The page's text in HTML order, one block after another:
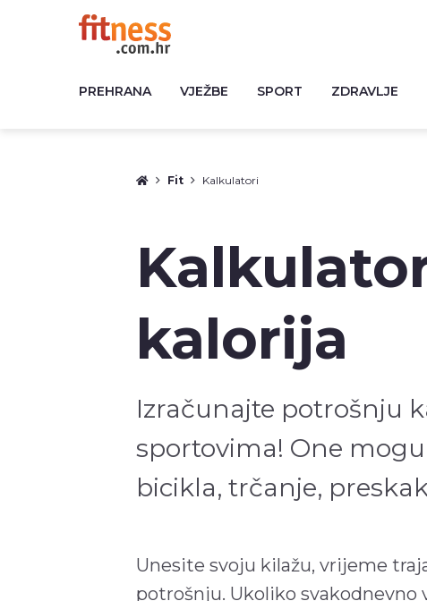
PREHRANA VJEŽBE SPORT ZDRAVLJE
Fit Kalkulatori
kalorija
Izračunajte potrošnju
sportovima! One
bicikla, trčanje,
Unesite svoju kilažu, vrijeme
potrošnju. Ukoliko